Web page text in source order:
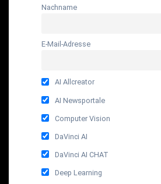
Nachname
E-Mail-Adresse
AI Allcreator
AI Newsportale
Computer Vision
DaVinci AI
DaVinci AI CHAT
Deep Learning